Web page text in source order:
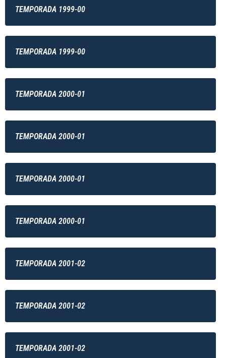
TEMPORADA 1999-00
TEMPORADA 1999-00
TEMPORADA 2000-01
TEMPORADA 2000-01
TEMPORADA 2000-01
TEMPORADA 2000-01
TEMPORADA 2001-02
TEMPORADA 2001-02
TEMPORADA 2001-02